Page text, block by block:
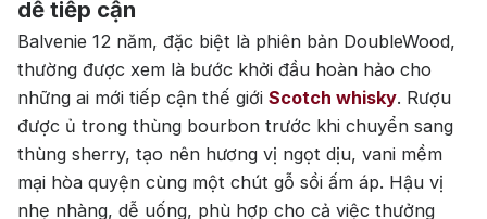
dễ tiếp cận
Balvenie 12 năm, đặc biệt là phiên bản DoubleWood,
thường được xem là bước khởi đầu hoàn hảo cho
những ai mới tiếp cận thế giớiScotch whisky. Rượu
được ủ trong thùng bourbon trước khi chuyển sang
thùng sherry, tạo nên hương vị ngọt dịu, vani mềm
mại hòa quyện cùng một chút gỗ sồi ấm áp. Hậu vị
nhẹ nhàng, dễ uống, phù hợp cho cả việc thưởng